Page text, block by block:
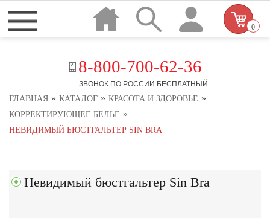
8-800-700-62-36
ЗВОНОК ПО РОССИИ БЕСПЛАТНЫЙ
0
ГЛАВНАЯ » КАТАЛОГ » КРАСОТА И ЗДОРОВЬЕ »
КОРРЕКТИРУЮЩЕЕ БЕЛЬЕ »
НЕВИДИМЫЙ БЮСТГАЛЬТЕР SIN BRA
Невидимый бюстгальтер Sin Bra